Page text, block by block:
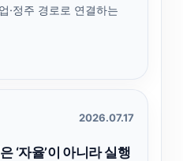
·정주 경로로 연결하는
2026.07.17
‘자율’이 아니라 실행